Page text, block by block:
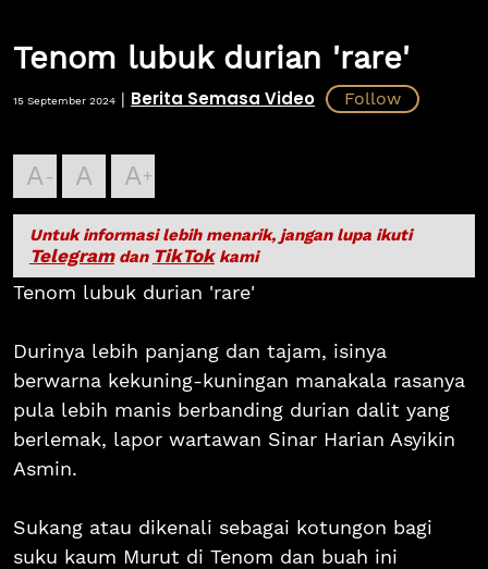
Tenom lubuk durian 'rare'
15 September 2024 | Berita Semasa Video
A A A
Untuk informasi lebih menarik, jangan lupa ikuti
Telegramdan TikTokkami
Tenom lubuk durian 'rare'
Durinya lebih panjang dan tajam, isinya
berwarna kekuning-kuningan manakala rasanya
pula lebih manis berbanding durian dalit yang
berlemak, lapor wartawan Sinar Harian Asyikin
Asmin.
Sukang atau dikenali sebagai kotungon bagi
suku kaum Murut di Tenom dan buah ini